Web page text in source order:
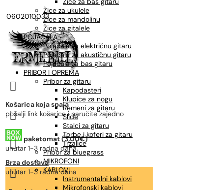
Žice za ukulele
Žice za mandolinu
Žice za gitalele
POJAČALA
Pojačala za električnu gitaru
Pojačala za akustičnu gitaru
Pojačala za bas gitaru
PRIBOR I OPREMA
Pribor za gitaru
Kapodasteri
Klupice za nogu
Remeni za gitaru
Slide
Stalci za gitaru
Torbe i koferi za gitaru
Trzalice
Pribor za bluegrass
MIKROFONI
KABLOVI
Instrumentalni kablovi
Mikrofonski kablovi
0602010033

Košarica koja spaja
pošalji link košarice i naručite zajedno

paketomat (3,00€)
unutar 1-3 radna dana

Brza dostava
unutar 1-3 radna dana
